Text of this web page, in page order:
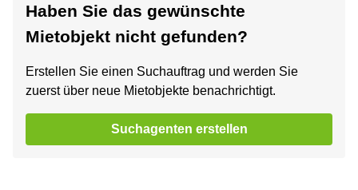
Haben Sie das gewünschte
Mietobjekt nicht gefunden?
Erstellen Sie einen Suchauftrag und werden Sie
zuerst über neue Mietobjekte benachrichtigt.
Suchagenten erstellen